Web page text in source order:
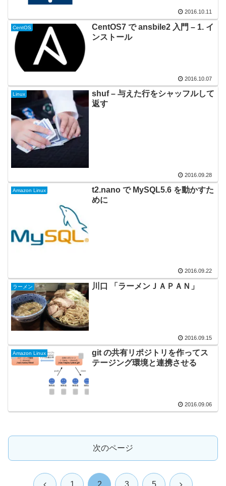
2016.10.11
CentOS
CentOS7 で ansbile2 入門 – 1. イ
ンストール
2016.10.07
Linux
shuf – 与えた行をシャッフルして
返す
2016.09.28
Amazon Linux
t2.nano で MySQL5.6 を動かすた
めに
2016.09.22
ラーメン 川口 「ラーメンＪＡＰＡＮ」
2016.09.15
Amazon Linux
git の共有リポジトリを作ってス
テージング環境と連携させる
2016.09.06
次のページ
前 次